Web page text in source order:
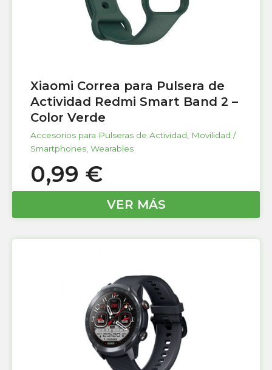
Xiaomi Correa para Pulsera de
Actividad Redmi Smart Band 2 –
Color Verde
Accesorios para Pulseras de Actividad
Movilidad /
Smartphones Wearables
0,99 €
VER MÁS